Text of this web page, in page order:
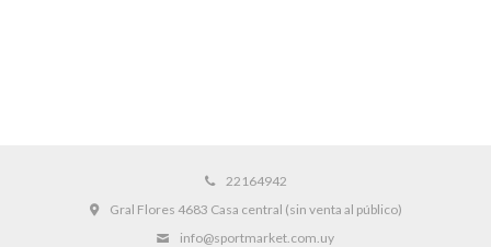
22164942
Gral Flores 4683 Casa central (sin venta al público)
info@sportmarket.com.uy